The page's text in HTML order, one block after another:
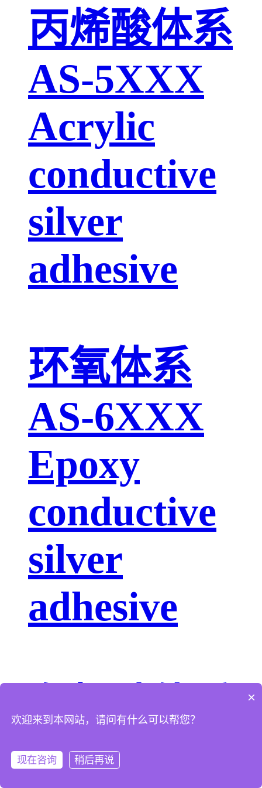
丙烯酸体系
AS-5XXX
Acrylic
conductive
silver
adhesive
环氧体系
AS-6XXX
Epoxy
conductive
silver
adhesive
有机硅体系
AS-7XXX
×
欢迎来到本网站，请问有什么可以帮您？
现在咨询 稍后再说